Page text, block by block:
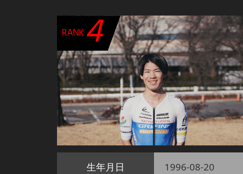
RANK4
生年月日 1996-08-20